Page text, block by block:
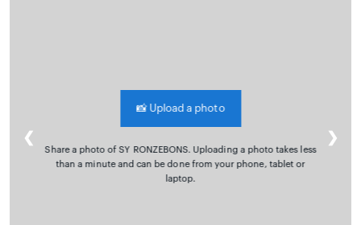
📸Upload a photo
Share a photo of SY RONZEBONS. Uploading a photo takes less
than a minute and can be done from your phone, tablet or
laptop.
❮ ❯